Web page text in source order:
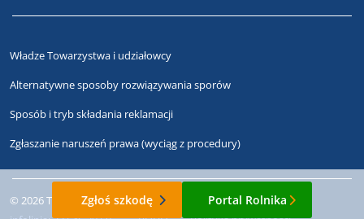
Zgłoś szkodę Portal Rolnika
Władze Towarzystwa i udziałowcy
Alternatywne sposoby rozwiązywania sporów
Sposób i tryb składania reklamacji
Zgłaszanie naruszeń prawa (wyciąg z procedury)
© 2026 Towarzystwo Ubezpieczeń Wzajemnych "TUW"